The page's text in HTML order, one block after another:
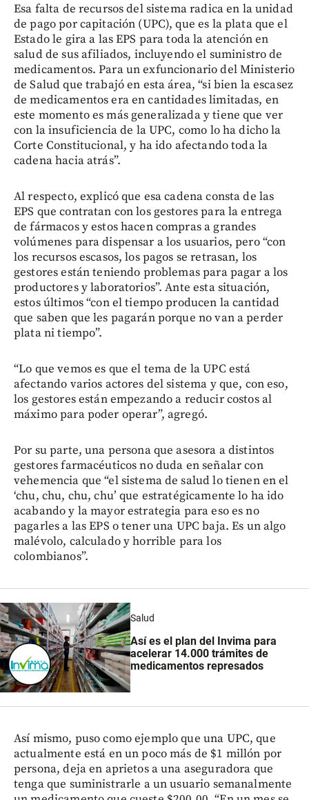
Esa falta de recursos del sistema radica en la unidad
de pago por capitación (UPC), que es la plata que el
Estado le gira a las EPS para toda la atención en
salud de sus afiliados, incluyendo el suministro de
medicamentos. Para un exfuncionario del Ministerio
de Salud que trabajó en esta área, “si bien la escasez
de medicamentos era en cantidades limitadas, en
este momento es más generalizada y tiene que ver
con la insuficiencia de la UPC, como lo ha dicho la
Corte Constitucional, y ha ido afectando toda la
cadena hacia atrás”.
Al respecto, explicó que esa cadena consta de las
EPS que contratan con los gestores para la entrega
de fármacos y estos hacen compras a grandes
volúmenes para dispensar a los usuarios, pero “con
los recursos escasos, los pagos se retrasan, los
gestores están teniendo problemas para pagar a los
productores y laboratorios”. Ante esta situación,
estos últimos “con el tiempo producen la cantidad
que saben que les pagarán porque no van a perder
plata ni tiempo”.
“Lo que vemos es que el tema de la UPC está
afectando varios actores del sistema y que, con eso,
los gestores están empezando a reducir costos al
máximo para poder operar”, agregó.
Por su parte, una persona que asesora a distintos
gestores farmacéuticos no duda en señalar con
vehemencia que “el sistema de salud lo tienen en el
‘chu, chu, chu, chu’ que estratégicamente lo ha ido
acabando y la mayor estrategia para eso es no
pagarles a las EPS o tener una UPC baja. Es un algo
malévolo, calculado y horrible para los
colombianos”.
Salud
Así es el plan del Invima para
acelerar 14.000 trámites de
medicamentos represados
Así mismo, puso como ejemplo que una UPC, que
actualmente está en un poco más de $1 millón por
persona, deja en aprietos a una aseguradora que
tenga que suministrarle a un usuario semanalmente